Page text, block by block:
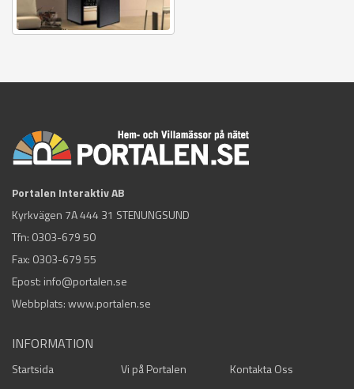
Portalen Interaktiv AB
Kyrkvägen 7A 444 31 STENUNGSUND
Tfn: 0303-679 50
Fax: 0303-679 55
Epost: info@portalen.se
Webbplats: www.portalen.se
INFORMATION
Startsida Vi på Portalen
Kontakta Oss